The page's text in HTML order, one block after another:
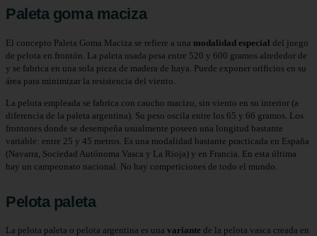
Paleta goma maciza
El concepto Paleta Goma Maciza se refiere a una modalidad especial del juego
de pelota en frontón. La paleta usada pesa entre 520 y 600 gramos alrededor de
y se fabrica en una sola pieza de madera de haya. Puede exponer orificios en su
área para minimizar la resistencia del viento.
La pelota empleada se fabrica con caucho macizo, sin viento en su interior (a
diferencia de la paleta argentina). Su peso oscila entre los 65 y 66 gramos. Los
frontones donde se desempeña usualmente poseen una longitud bastante
variable: entre 25 y 45 metros. Es una modalidad bastante practicada en España
(Navarra, Sociedad Autónoma Vasca y La Rioja) y en Francia. En esta última
hay un campeonato nacional. No hay competiciones de todo el mundo.
Pelota paleta
La pelota paleta o pelota argentina es una variante de la pelota vasca creada en